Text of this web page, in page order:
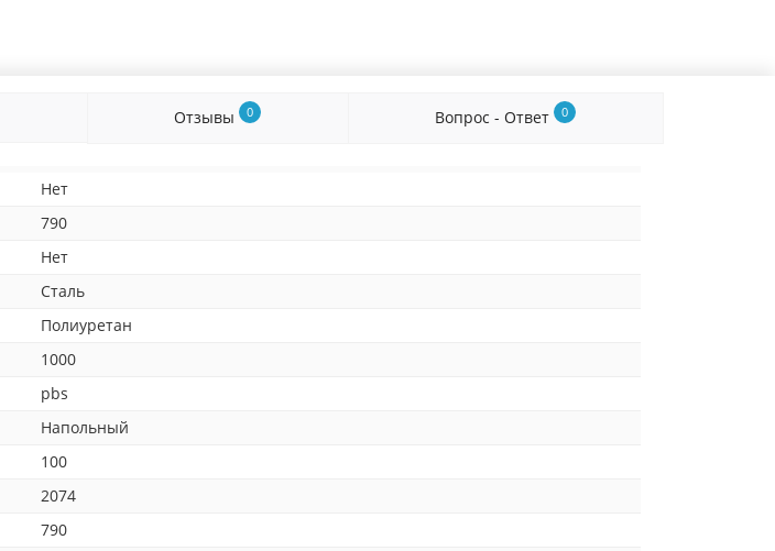
Отзывы 0 Вопрос - Ответ 0
Нет
790
Нет
Сталь
Полиуретан
1000
pbs
Напольный
100
2074
790